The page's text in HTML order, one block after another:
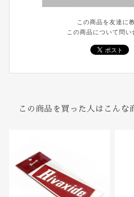
この商品を友達に
この商品について問い
この商品を買った人はこんな